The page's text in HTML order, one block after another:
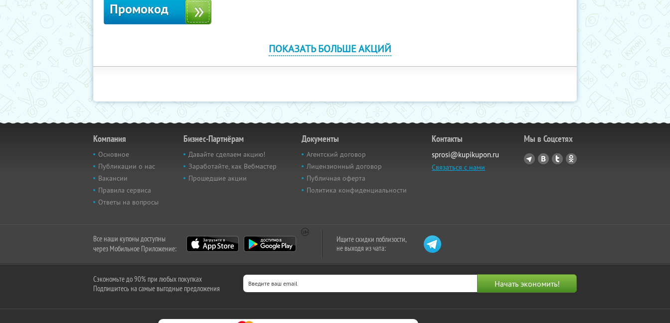
Промокод
ПОКАЗАТЬ БОЛЬШЕ АКЦИЙ
Компания
Основное
Публикации о нас
Вакансии
Правила сервиса
Ответы на вопросы
Бизнес-Партнёрам
Давайте сделаем акцию!
Заработайте, как Вебмастер
Прошедшие акции
Документы
Агентский договор
Лицензионный договор
Публичная оферта
Политика конфиденциальности
Контакты
sprosi@kupikupon.ru
Связаться с нами
Мы в Соцсетях
Все наши купоны доступны
через Мобильное Приложение:
Ищите скидки поблизости,
не выходя из чата:
Сэкономьте до 90% при любых покупках
Подпишитесь на самые выгодные предложения